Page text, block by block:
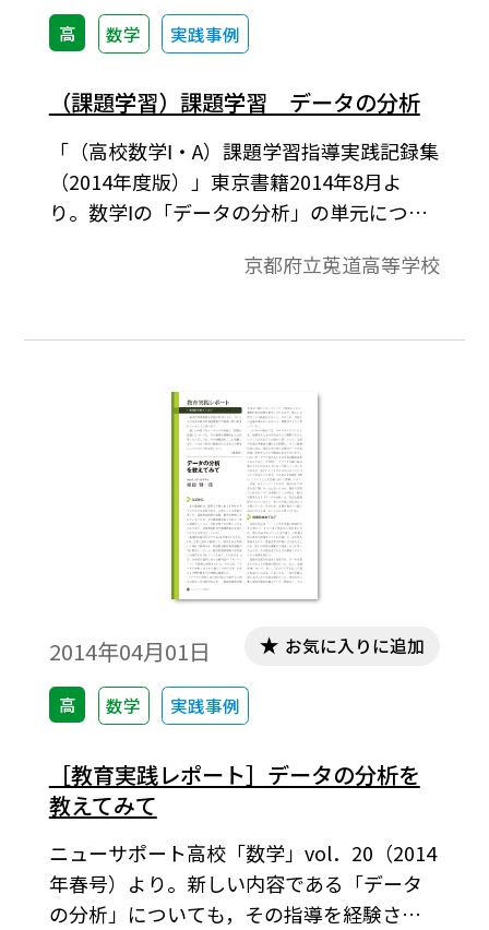
数式エディタ」が導入されていることが必
要です。無償ダウンロードはこちら→無償ダ
ウンロードのご案内
高 数学 実践事例
（課題学習）課題学習 データの分析
「（高校数学Ⅰ・A）課題学習指導実践記録集
（2014年度版）」東京書籍2014年8月よ
り。数学Ⅰの「データの分析」の単元につい
た。データの分析の中で扱う「データの相
うな２つの項目を決めて実際にデータを集
を行った。グループ学習という形式をと
り、データ収集前の段階で結果の予想をさ
せた。また、データ収集後にクラス内で結
果の発表をする時間を設定し、結果（相関
係数）について、どのような要因が考えら
れるのかも議論させた。実際に身の回りの
「生のデータ」を集めて考察することと、
予想と結果発表の段階でグループ内で「議
論」させる活動をさせることで、相関係数
の数値が持つ意味の理解を深めることを狙
いとした。
京都府立莵道高等学校
2014年04月01日
高 数学 実践事例
お気に入りに追加
［教育実践レポート］データの分析を
教えてみて
ニューサポート高校「数学」vol．20（2014
年春号）より。新しい内容である「データ
の分析」についても，その指導を経験され